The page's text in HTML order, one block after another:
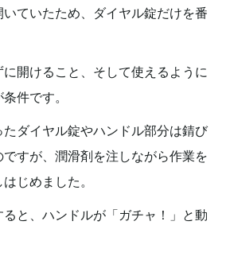
ていたため、ダイヤル錠だけを番
開けること、そして使えるように
件です。
ダイヤル錠やハンドル部分は錆び
すが、潤滑剤を注しながら作業を
じめました。
と、ハンドルが「ガチャ！」と動